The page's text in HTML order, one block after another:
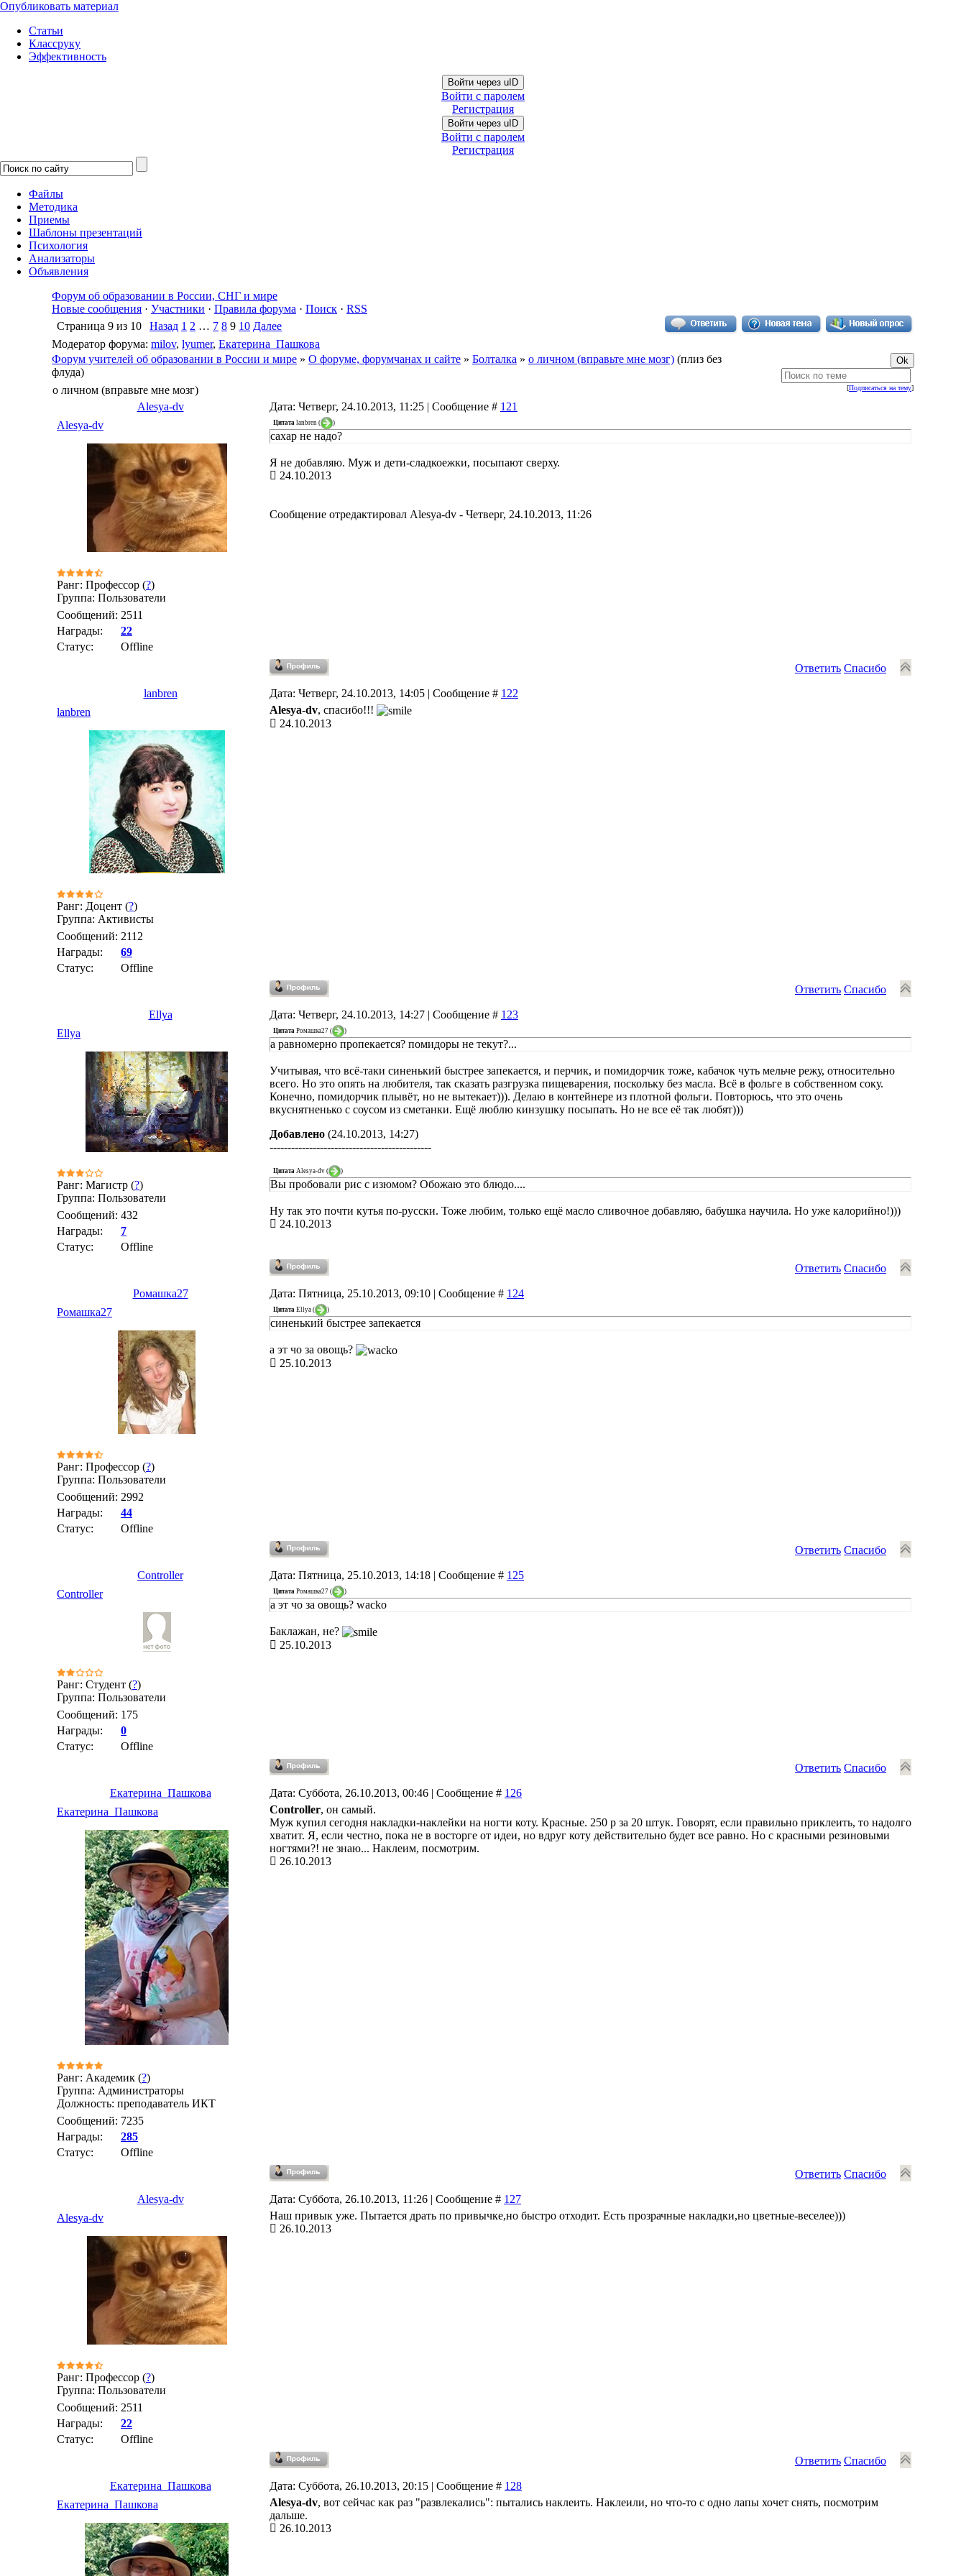
Опубликовать материал
Статьи
Классруку
Эффективность
Войти через uID
Войти с паролем
Регистрация
Войти через uID
Войти с паролем
Регистрация
Файлы
Методика
Приемы
Шаблоны презентаций
Психология
Анализаторы
Объявления
Форум об образовании в России, СНГ и мире
Новые сообщения · Участники · Правила форума · Поиск · RSS
Страница 9 из 10 Назад 1 2 … 7 8 9 10 Далее
Модератор форума: milov, lyumer, Екатерина_Пашкова
Форум учителей об образовании в России и мире » О форуме, форумчанах и сайте » Болталка » о личном (вправьте мне мозг) (плиз без
флуда)
[Подписаться на тему]
о личном (вправьте мне мозг)
Alesya-dv
Дата: Четверг, 24.10.2013, 11:25 | Сообщение # 121
Alesya-dv
Ранг: Профессор (?)
Группа: Пользователи
Сообщений: 2511
Награды:
22
Статус:
Offline
Цитата lanbren ( )
сахар не надо?
Я не добавляю. Муж и дети-сладкоежки, посыпают сверху.
24.10.2013
Сообщение отредактировал Alesya-dv - Четверг, 24.10.2013, 11:26
Ответить Спасибо
lanbren Дата: Четверг, 24.10.2013, 14:05 | Сообщение # 122
lanbren
Ранг: Доцент (?)
Группа: Активисты
Сообщений: 2112
Награды:
69
Статус:
Offline
Alesya-dv, спасибо!!!
24.10.2013
Ответить Спасибо
Ellya Дата: Четверг, 24.10.2013, 14:27 | Сообщение # 123
Ellya
Ранг: Магистр (?)
Группа: Пользователи
Сообщений: 432
Награды:
7
Статус:
Offline
Цитата Ромашка27 ( )
а равномерно пропекается? помидоры не текут?...
Учитывая, что всё-таки синенький быстрее запекается, и перчик, и помидорчик тоже, кабачок чуть мельче режу, относительно
всего. Но это опять на любителя, так сказать разгрузка пищеварения, поскольку без масла. Всё в фольге в собственном соку.
Конечно, помидорчик плывёт, но не вытекает))). Делаю в контейнере из плотной фольги. Повторюсь, что это очень
вкуснятненько с соусом из сметанки. Ещё люблю кинзушку посыпать. Но не все её так любят)))
Добавлено (24.10.2013, 14:27)
---------------------------------------------
Цитата Alesya-dv ( )
Вы пробовали рис с изюмом? Обожаю это блюдо....
Ну так это почти кутья по-русски. Тоже любим, только ещё масло сливочное добавляю, бабушка научила. Но уже калорийно!)))
24.10.2013
Ответить Спасибо
Ромашка27 Дата: Пятница, 25.10.2013, 09:10 | Сообщение # 124
Ромашка27
Ранг: Профессор (?)
Группа: Пользователи
Сообщений: 2992
Награды:
44
Статус:
Offline
Цитата Ellya ( )
синенький быстрее запекается
а эт чо за овощь?
25.10.2013
Ответить Спасибо
Controller Дата: Пятница, 25.10.2013, 14:18 | Сообщение # 125
Controller
Ранг: Студент (?)
Группа: Пользователи
Сообщений: 175
Награды:
0
Статус:
Offline
Цитата Ромашка27 ( )
а эт чо за овощь? wacko
Баклажан, не?
25.10.2013
Ответить Спасибо
Екатерина_Пашкова Дата: Суббота, 26.10.2013, 00:46 | Сообщение # 126
Екатерина_Пашкова
Ранг: Академик (?)
Группа: Администраторы
Должность: преподаватель ИКТ
Сообщений: 7235
Награды:
285
Статус:
Offline
Controller, он самый.
Муж купил сегодня накладки-наклейки на ногти коту. Красные. 250 р за 20 штук. Говорят, если правильно приклеить, то надолго
хватит. Я, если честно, пока не в восторге от идеи, но вдруг коту действительно будет все равно. Но с красными резиновыми
ногтями?! не знаю... Наклеим, посмотрим.
26.10.2013
Ответить Спасибо
Alesya-dv Дата: Суббота, 26.10.2013, 11:26 | Сообщение # 127
Alesya-dv
Ранг: Профессор (?)
Группа: Пользователи
Сообщений: 2511
Награды:
22
Статус:
Offline
Наш привык уже. Пытается драть по привычке,но быстро отходит. Есть прозрачные накладки,но цветные-веселее)))
26.10.2013
Ответить Спасибо
Екатерина_Пашкова Дата: Суббота, 26.10.2013, 20:15 | Сообщение # 128
Екатерина_Пашкова
Alesya-dv, вот сейчас как раз "развлекались": пытались наклеить. Наклеили, но что-то с одно лапы хочет снять, посмотрим
дальше.
26.10.2013